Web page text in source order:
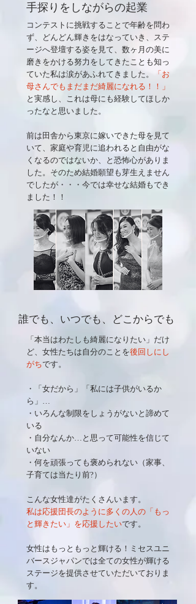
手探りをしながらの起業
コンテストに挑戦することで年齢を問わ
ず、どんどん輝きをはなっていき、ステ
ージへ登壇する姿を見て、数ヶ月の美に
磨きをかける努力をしてきたことも知っ
ていた私は涙があふれてきました。
「お
母さんでもまだまだ綺麗になれる！！」
と実感し、これは母にも経験してほしか
ったなと思いました。
前は田舎から東京に嫁いできた母を見て
いて、家庭や育児に追われると自由がな
くなるのではないか、と恐怖心がありま
した。そのため結婚願望も芽生えません
でしたが・・・今では幸せな結婚もでき
ました！！
誰でも、いつでも、どこからでも
「本当はわたしも綺麗になりたい」だけ
ど、女性たちは自分のことを後回しにし
がちです。
・「女だから」「私には子供がいるか
ら」…
・いろんな制限をしょうがないと諦めて
いる
・自分なんか…と思って可能性を信じて
いない
・何を頑張っても褒められない（家事、
子育ては当たり前?）
こんな女性達がたくさんいます。
私は応援団長のように多くの人の「もっ
と輝きたい」を応援したいです。
女性はもっともっと輝ける！ミセスユニ
バースジャパンでは全ての女性が輝ける
ステージを提供させていただいておりま
す。